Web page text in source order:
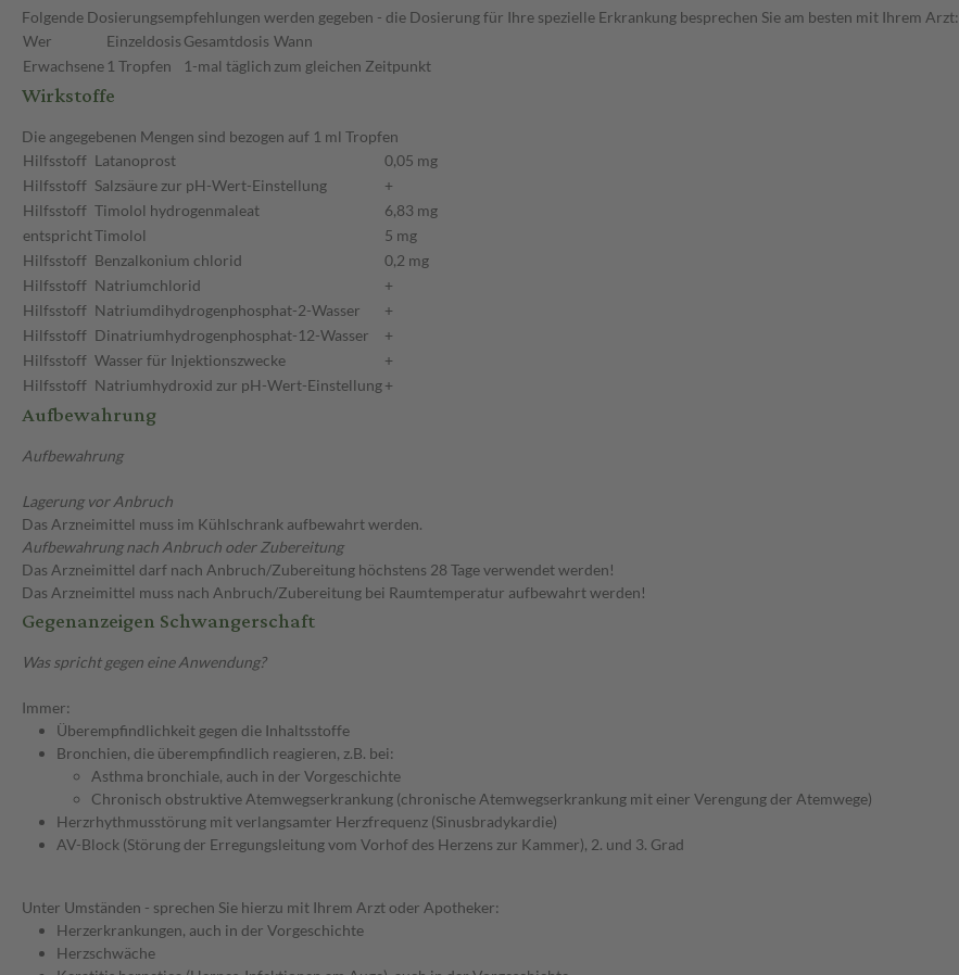
Folgende Dosierungsempfehlungen werden gegeben - die Dosierung für Ihre spezielle Erkrankung besprechen Sie am besten mit Ihrem Arzt:
Wer
Einzeldosis Gesamtdosis Wann
Erwachsene 1 Tropfen 1-mal täglich zum gleichen Zeitpunkt
Wirkstoffe
Die angegebenen Mengen sind bezogen auf 1 ml Tropfen
Hilfsstoff Latanoprost
0,05 mg
Hilfsstoff Salzsäure zur pH-Wert-Einstellung
+
Hilfsstoff Timolol hydrogenmaleat
6,83 mg
entsprichtTimolol
5 mg
Hilfsstoff Benzalkonium chlorid
0,2 mg
Hilfsstoff Natriumchlorid
+
Hilfsstoff Natriumdihydrogenphosphat-2-Wasser
+
Hilfsstoff Dinatriumhydrogenphosphat-12-Wasser
+
Hilfsstoff Wasser für Injektionszwecke
+
Hilfsstoff Natriumhydroxid zur pH-Wert-Einstellung+
Aufbewahrung
Aufbewahrung
Lagerung vor Anbruch
Das Arzneimittel muss im Kühlschrank aufbewahrt werden.
Aufbewahrung nach Anbruch oder Zubereitung
Das Arzneimittel darf nach Anbruch/Zubereitung höchstens 28 Tage verwendet werden!
Das Arzneimittel muss nach Anbruch/Zubereitung bei Raumtemperatur aufbewahrt werden!
Gegenanzeigen Schwangerschaft
Was spricht gegen eine Anwendung?
Immer:
Überempfindlichkeit gegen die Inhaltsstoffe
Bronchien, die überempfindlich reagieren, z.B. bei:
Asthma bronchiale, auch in der Vorgeschichte
Chronisch obstruktive Atemwegserkrankung (chronische Atemwegserkrankung mit einer Verengung der Atemwege)
Herzrhythmusstörung mit verlangsamter Herzfrequenz (Sinusbradykardie)
AV-Block (Störung der Erregungsleitung vom Vorhof des Herzens zur Kammer), 2. und 3. Grad
Unter Umständen - sprechen Sie hierzu mit Ihrem Arzt oder Apotheker:
Herzerkrankungen, auch in der Vorgeschichte
Herzschwäche